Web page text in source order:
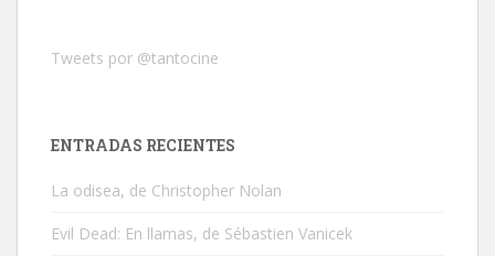
Tweets por @tantocine
ENTRADAS RECIENTES
La odisea, de Christopher Nolan
Evil Dead: En llamas, de Sébastien Vanicek